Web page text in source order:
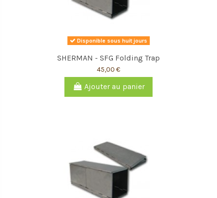
Disponible sous huit jours
SHERMAN - SFG Folding Trap
45,00 €
Ajouter au panier